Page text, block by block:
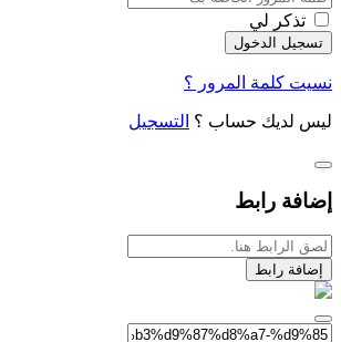
تذكر لي
نسيت كلمة المرور ؟
ليس لديك حساب ؟ التسجيل
إضافة رابط
إضافة رابط